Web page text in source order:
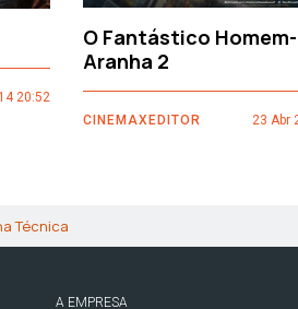
20:52
O Fantástico Homem-
Aranha 2
CINEMAXEDITOR 23 Abr
Técnica
A EMPRESA